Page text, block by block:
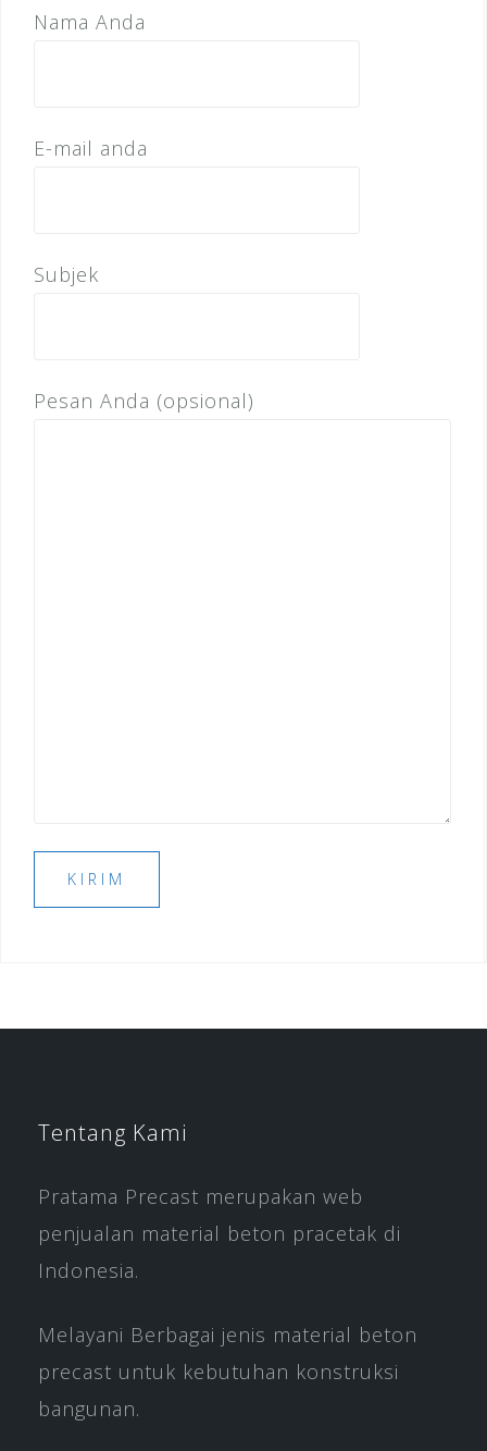
Nama Anda
E-mail anda
Subjek
Pesan Anda (opsional)
Tentang Kami
Pratama Precast merupakan web
penjualan material beton pracetak di
Indonesia.
Melayani Berbagai jenis material beton
precast untuk kebutuhan konstruksi
bangunan.